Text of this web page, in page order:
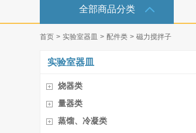
全部商品分类
首页 > 实验室器皿 > 配件类 > 磁力搅拌子
实验室器皿
烧器类
量器类
蒸馏、冷凝类